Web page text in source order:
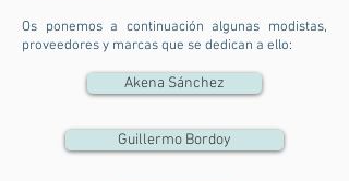
Os ponemos a continuación algunas modistas,
proveedores y marcas que se dedican a ello:
Akena Sánchez
Guillermo Bordoy